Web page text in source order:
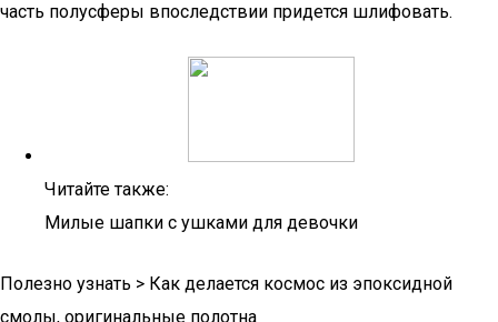
часть полусферы впоследствии придется шлифовать.
Читайте также:
Милые шапки с ушками для девочки
Полезно узнать > Как делается космос из эпоксидной
смолы, оригинальные полотна